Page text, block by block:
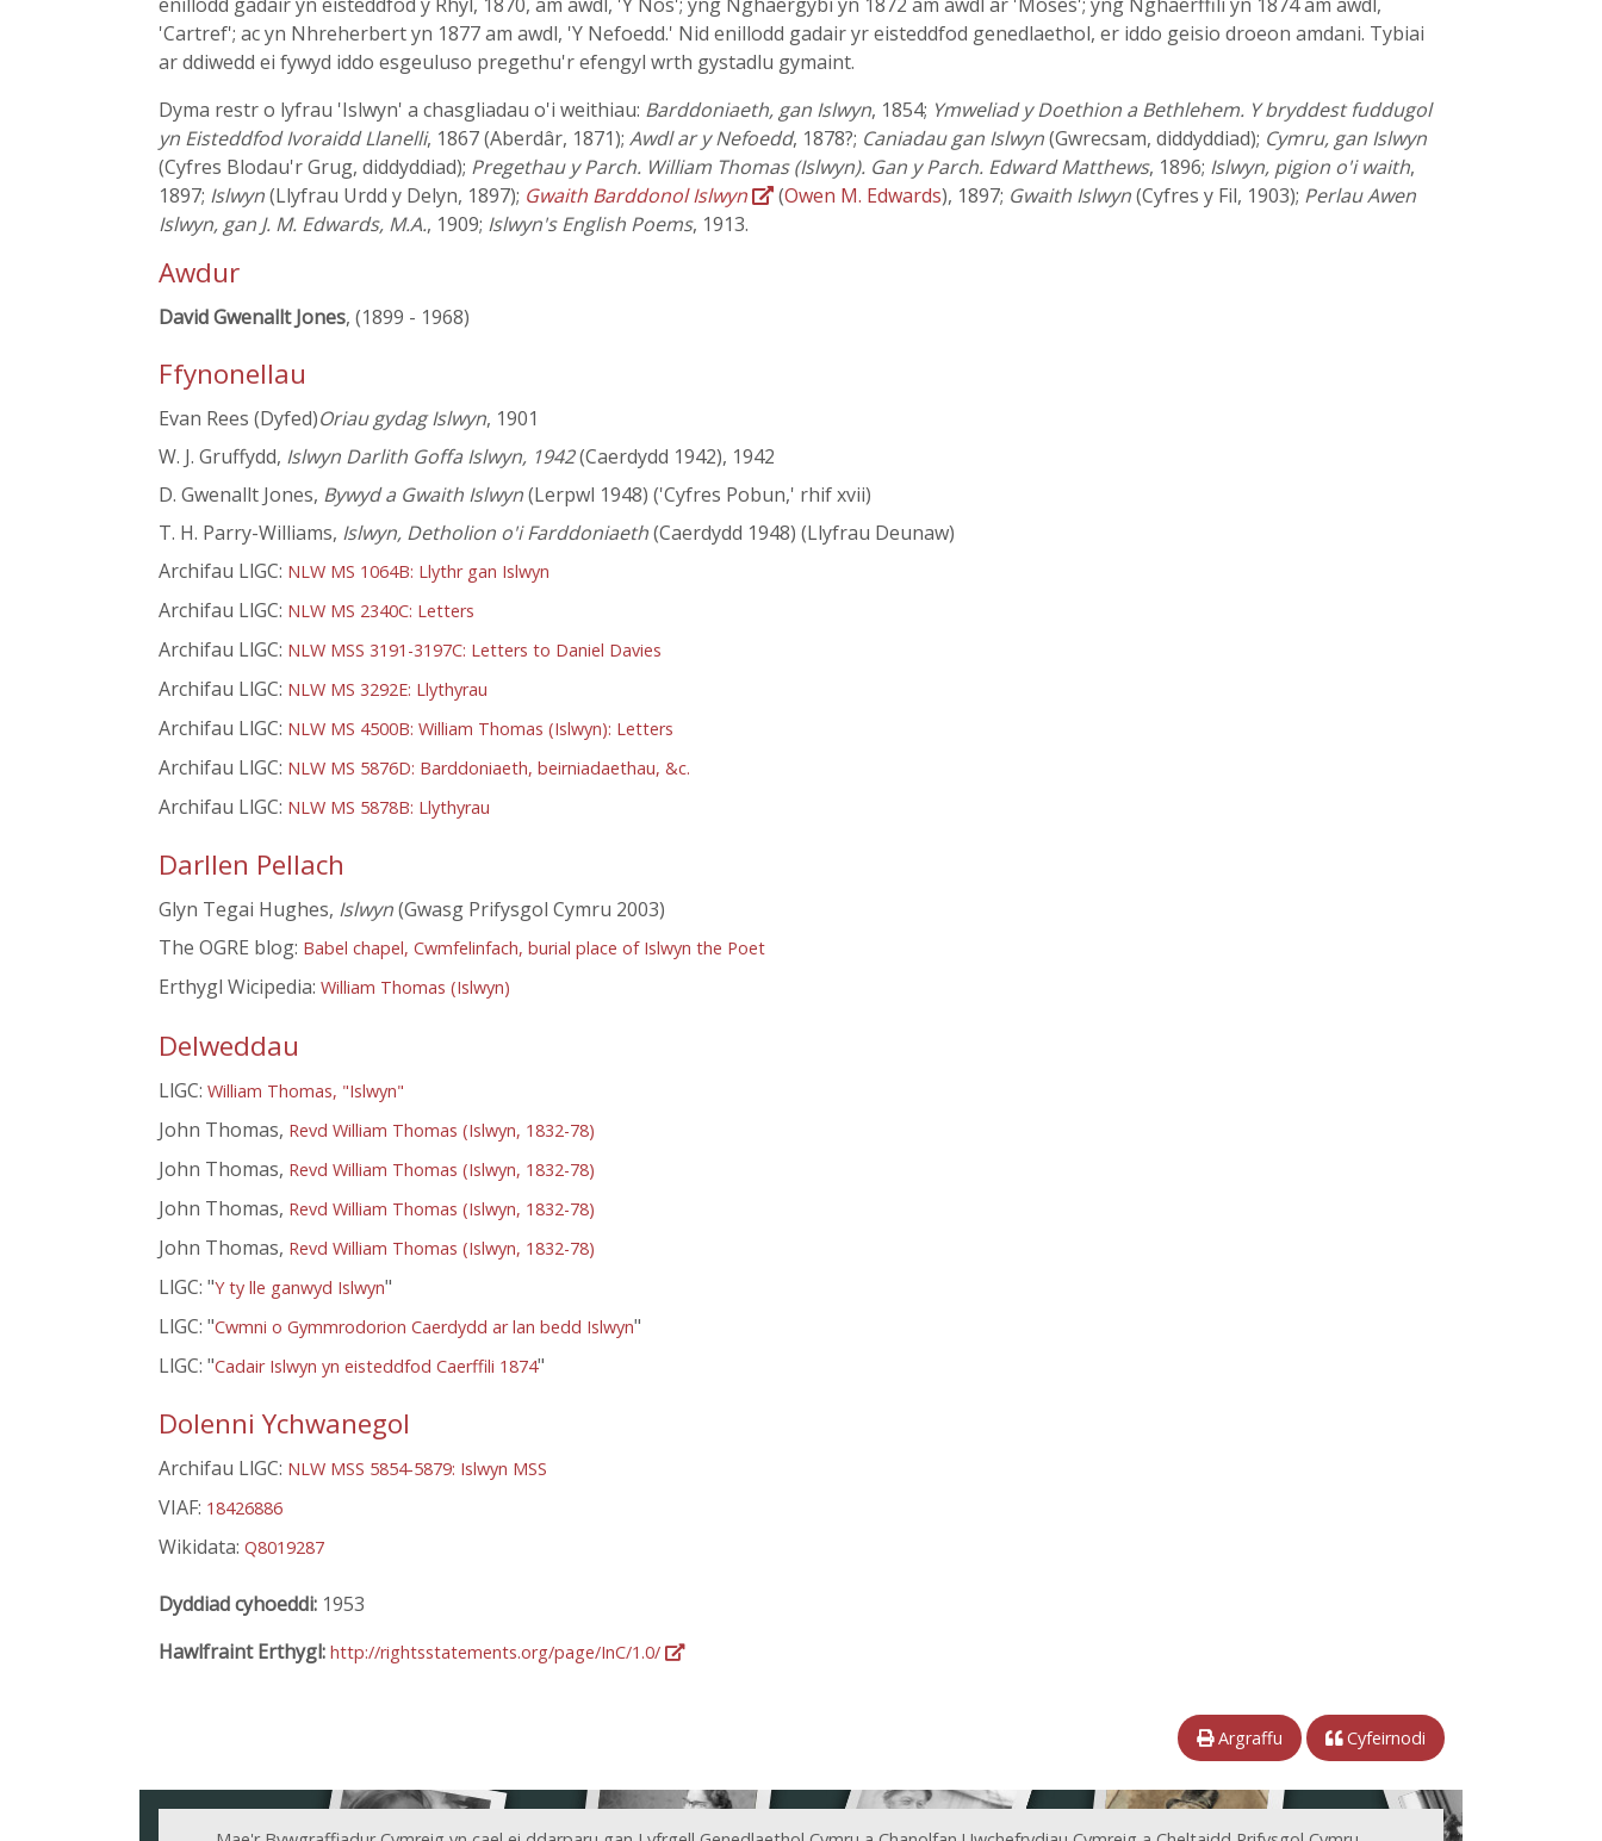
'Cartref'; ac yn Nhreherbert yn 1877 am awdl, 'Y Nefoedd.' Nid enillodd gadair yr eisteddfod genedlaethol, er iddo geisio droeon amdani. Tybiai
ar ddiwedd ei fywyd iddo esgeuluso pregethu'r efengyl wrth gystadlu gymaint.
Dyma restr o lyfrau 'Islwyn' a chasgliadau o'i weithiau: Barddoniaeth, gan Islwyn, 1854; Ymweliad y Doethion a Bethlehem. Y bryddest fuddugol
yn Eisteddfod Ivoraidd Llanelli, 1867 (Aberdâr, 1871); Awdl ar y Nefoedd, 1878?; Caniadau gan Islwyn(Gwrecsam, diddyddiad); Cymru, gan Islwyn
(Cyfres Blodau'r Grug, diddyddiad); Pregethau y Parch. William Thomas (Islwyn). Gan y Parch. Edward Matthews, 1896; Islwyn, pigion o'i waith,
1897; Islwyn(Llyfrau Urdd y Delyn, 1897); Gwaith Barddonol Islwyn (Owen M. Edwards), 1897; Gwaith Islwyn(Cyfres y Fil, 1903); Perlau Awen
Islwyn, gan J. M. Edwards, M.A., 1909; Islwyn's English Poems, 1913.
Awdur
David Gwenallt Jones, (1899 - 1968)
Ffynonellau
Evan Rees (Dyfed)Oriau gydag Islwyn, 1901
W. J. Gruffydd, Islwyn Darlith Goffa Islwyn, 1942(Caerdydd 1942), 1942
D. Gwenallt Jones, Bywyd a Gwaith Islwyn(Lerpwl 1948) ('Cyfres Pobun,' rhif xvii)
T. H. Parry-Williams, Islwyn, Detholion o'i Farddoniaeth(Caerdydd 1948) (Llyfrau Deunaw)
Archifau LlGC: NLW MS 1064B: Llythr gan Islwyn
Archifau LlGC: NLW MS 2340C: Letters
Archifau LlGC: NLW MSS 3191-3197C: Letters to Daniel Davies
Archifau LlGC: NLW MS 3292E: Llythyrau
Archifau LlGC: NLW MS 4500B: William Thomas (Islwyn): Letters
Archifau LlGC: NLW MS 5876D: Barddoniaeth, beirniadaethau, &c.
Archifau LlGC: NLW MS 5878B: Llythyrau
Darllen Pellach
Glyn Tegai Hughes, Islwyn(Gwasg Prifysgol Cymru 2003)
The OGRE blog: Babel chapel, Cwmfelinfach, burial place of Islwyn the Poet
Erthygl Wicipedia: William Thomas (Islwyn)
Delweddau
LlGC: William Thomas, "Islwyn"
John Thomas, Revd William Thomas (Islwyn, 1832-78)
John Thomas, Revd William Thomas (Islwyn, 1832-78)
John Thomas, Revd William Thomas (Islwyn, 1832-78)
John Thomas, Revd William Thomas (Islwyn, 1832-78)
LlGC: "Y ty lle ganwyd Islwyn"
LlGC: "Cwmni o Gymmrodorion Caerdydd ar lan bedd Islwyn"
LlGC: "Cadair Islwyn yn eisteddfod Caerffili 1874"
Dolenni Ychwanegol
Archifau LlGC: NLW MSS 5854-5879: Islwyn MSS
VIAF: 18426886
Wikidata: Q8019287
Dyddiad cyhoeddi: 1953
Hawlfraint Erthygl: http://rightsstatements.org/page/InC/1.0/
Argraffu Cyfeirnodi